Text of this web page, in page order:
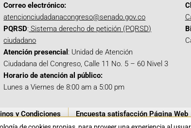
Correo electrónico:
atencionciudadanacongreso@senado.gov.co
PQRSD: Sistema derecho de petición (PQRSD)
ciudadano
Atención presencial : Unidad de Atención
Ciudadana del Congreso, Calle 11 No. 5 – 60 Nivel 3
Horario de atención al público:
Lunes a Viernes de 8:00 am a 5:00 pm
y Condiciones Encuesta satisfacción Página Web